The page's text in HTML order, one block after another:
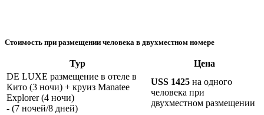
Стоимость при размещении человека в двухместном номере
Тур
Цена
DE LUXE размещение в отеле в
Кито (3 ночи) + круиз Manatee
Explorer (4 ночи)
- (7 ночей/8 дней)
USS 1425 на одного
человека при
двухместном размещении